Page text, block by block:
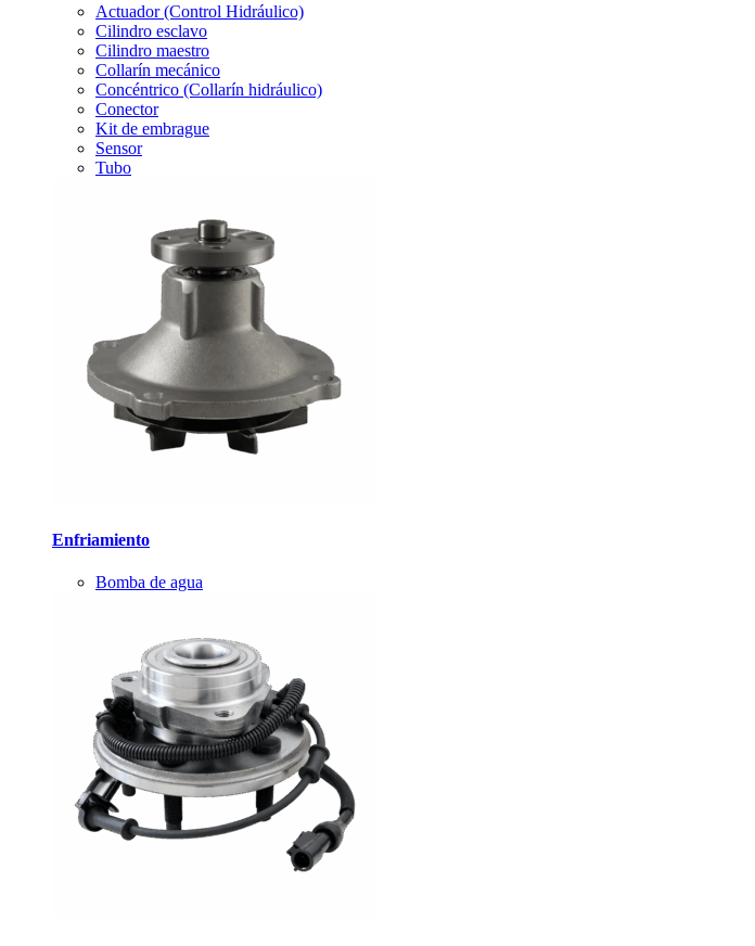
Actuador (Control Hidráulico)
Cilindro esclavo
Cilindro maestro
Collarín mecánico
Concéntrico (Collarín hidráulico)
Conector
Kit de embrague
Sensor
Tubo
Enfriamiento
Bomba de agua